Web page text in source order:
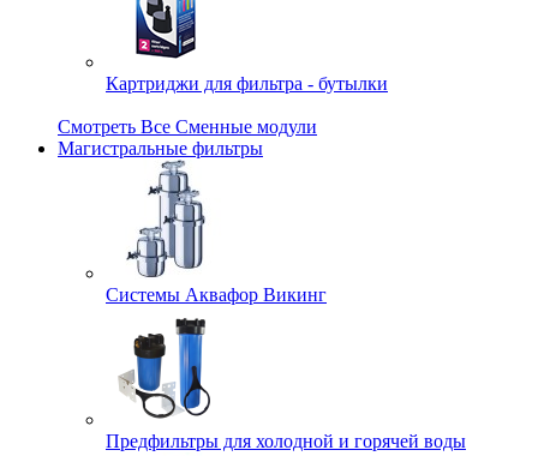
Картриджи для фильтра - бутылки
Смотреть Все Сменные модули
Магистральные фильтры
Системы Аквафор Викинг
Предфильтры для холодной и горячей воды